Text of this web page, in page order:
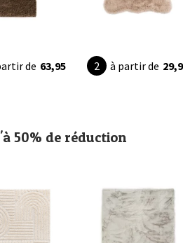
de 63,95 à partir de
50% de réduction